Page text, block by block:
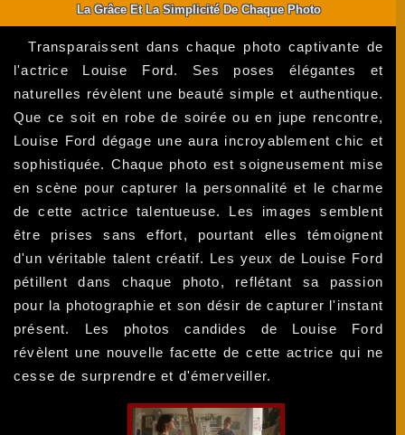
La Grâce Et La Simplicité De Chaque Photo
Transparaissent dans chaque photo captivante de
l'actrice Louise Ford. Ses poses élégantes et
naturelles révèlent une beauté simple et authentique.
Que ce soit en robe de soirée ou en jupe rencontre,
Louise Ford dégage une aura incroyablement chic et
sophistiquée. Chaque photo est soigneusement mise
en scène pour capturer la personnalité et le charme
de cette actrice talentueuse. Les images semblent
être prises sans effort, pourtant elles témoignent
d'un véritable talent créatif. Les yeux de Louise Ford
pétillent dans chaque photo, reflétant sa passion
pour la photographie et son désir de capturer l'instant
présent. Les photos candides de Louise Ford
révèlent une nouvelle facette de cette actrice qui ne
cesse de surprendre et d'émerveiller.